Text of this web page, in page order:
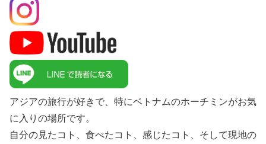
アジアの旅行が好きで、特にベトナムのホーチミンがお気
に入りの場所です。
自分の見たコト、食べたコト、感じたコト、そして現地の